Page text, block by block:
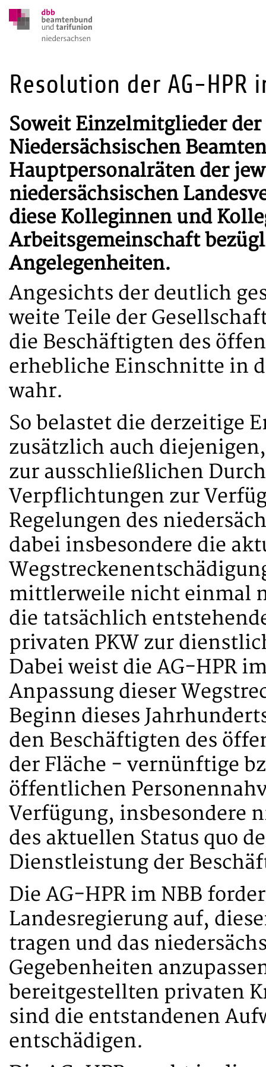
Resolution der AG-HPR
Soweit Einzelmitglieder
Niedersächsischen
Hauptpersonalräten der
niedersächsischen
diese Kolleginnen und
Arbeitsgemeinschaft
Angelegenheiten.
Angesichts der deutlich
weite Teile der
die Beschäftigten des
erhebliche Einschnitte in
wahr.
So belastet die derzeitige
zusätzlich auch
zur ausschließlichen
Verpflichtungen zur
Regelungen des
dabei insbesondere die
mittlerweile nicht einmal
die tatsächlich
privaten PKW zur
Dabei weist die AG-HPR
Anpassung dieser
Beginn dieses
den Beschäftigten des
der Fläche - vernünftige
öffentlichen
Verfügung, insbesondere
des aktuellen Status quo
Dienstleistung der
Die AG-HPR im NBB
Landesregierung auf,
tragen und das
Gegebenheiten
bereitgestellten privaten
sind die entstandenen
entschädigen.